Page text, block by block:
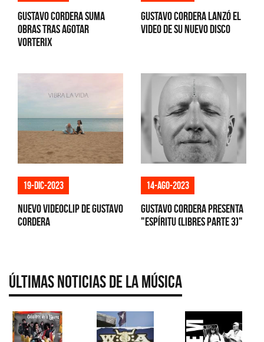
Gustavo Cordera suma
Obras tras agotar
Vorterix
Gustavo Cordera lanzó el
video de su nuevo disco
19-dic-2023
Nuevo videoclip de Gustavo
Cordera
14-ago-2023
Gustavo Cordera presenta
"Espíritu (Libres parte 3)"
Últimas Noticias de la Música